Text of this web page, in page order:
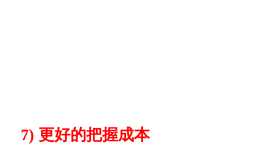
7) 更好的把握成本